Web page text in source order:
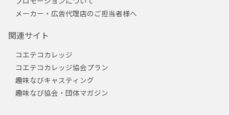
メーカー・広告代理店のご担当者様へ
関連サイト
コエテコカレッジ
コエテコカレッジ協会プラン
趣味なびキャスティング
趣味なび協会・団体マガジン